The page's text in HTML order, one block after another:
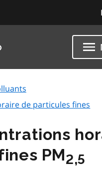
de particules fines
PM2,5